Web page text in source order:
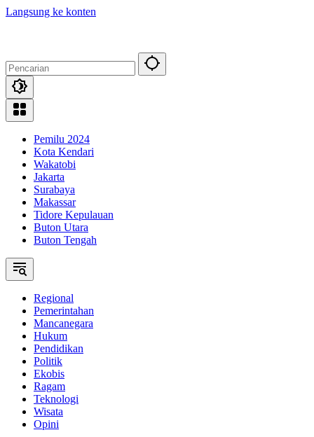
Langsung ke konten
Pemilu 2024
Kota Kendari
Wakatobi
Jakarta
Surabaya
Makassar
Tidore Kepulauan
Buton Utara
Buton Tengah
Regional
Pemerintahan
Mancanegara
Hukum
Pendidikan
Politik
Ekobis
Ragam
Teknologi
Wisata
Opini